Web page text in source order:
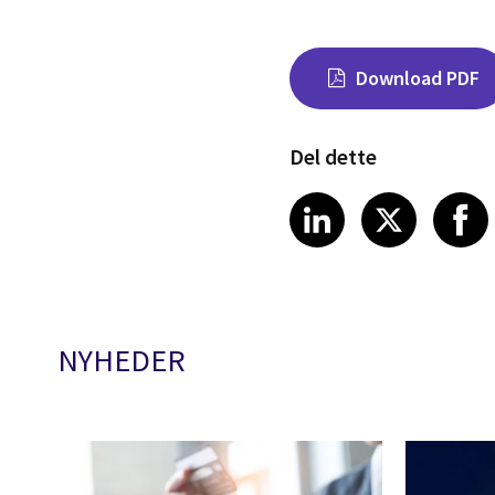
Download PDF
Del dette
Share on
LinkedIn
Share
X
NYHEDER